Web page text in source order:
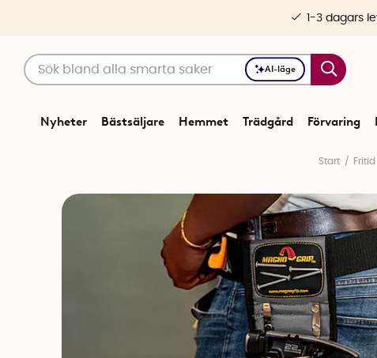
AI-läge
Nyheter Bästsäljare Hemmet Trädgård Förvaring
1-3 dagars
Start Fritid